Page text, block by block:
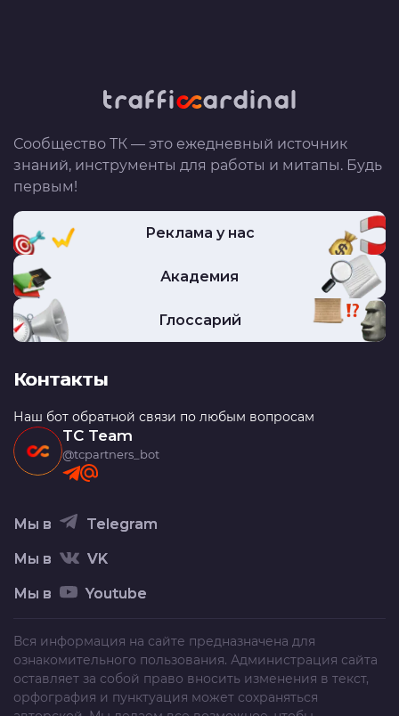
Сообщество ТК — это ежедневный источник
знаний, инструменты для работы и митапы. Будь
первым!
Реклама у нас
Академия
Глоссарий
Контакты
Наш бот обратной связи по любым вопросам
TC Team
@tcpartners_bot
Мы в Telegram
Мы в VK
Мы в Youtube
Вся информация на сайте предназначена для
ознакомительного пользования. Администрация сайта
оставляет за собой право вносить изменения в текст,
орфография и пунктуация может сохраняться